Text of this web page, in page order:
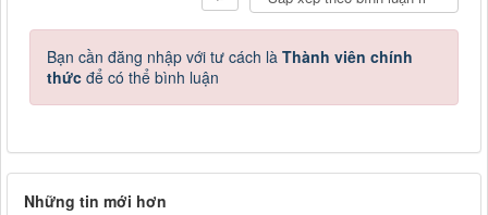
Bạn cần đăng nhập với tư cách là Thành viên chính
thức để có thể bình luận
Những tin mới hơn